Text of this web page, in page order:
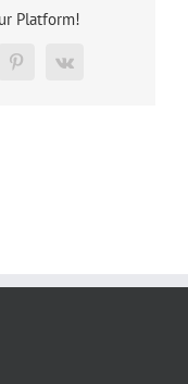
Platform!
Pinterest
Vk